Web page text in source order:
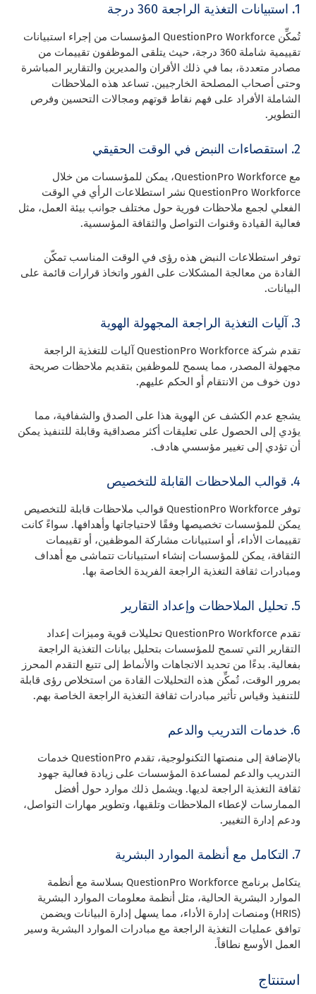
1. استبيانات التغذية الراجعة 360 درجة
تُمكِّن QuestionPro Workforce المؤسسات من إجراء استبيانات
تقييمية شاملة 360 درجة، حيث يتلقى الموظفون تقييمات من
مصادر متعددة، بما في ذلك الأقران والمديرين والتقارير المباشرة
وحتى أصحاب المصلحة الخارجيين. تساعد هذه الملاحظات
الشاملة الأفراد على فهم نقاط قوتهم ومجالات التحسين وفرص
التطوير.
2. استقصاءات النبض في الوقت الحقيقي
مع QuestionPro Workforce، يمكن للمؤسسات من خلال
QuestionPro Workforce نشر استطلاعات الرأي في الوقت
الفعلي لجمع ملاحظات فورية حول مختلف جوانب بيئة العمل، مثل
فعالية القيادة وقنوات التواصل والثقافة المؤسسية.
توفر استطلاعات النبض هذه رؤى في الوقت المناسب تمكّن
القادة من معالجة المشكلات على الفور واتخاذ قرارات قائمة على
البيانات.
3. آليات التغذية الراجعة المجهولة الهوية
تقدم شركة QuestionPro Workforce آليات للتغذية الراجعة
مجهولة المصدر، مما يسمح للموظفين بتقديم ملاحظات صريحة
دون خوف من الانتقام أو الحكم عليهم.
يشجع عدم الكشف عن الهوية هذا على الصدق والشفافية، مما
يؤدي إلى الحصول على تعليقات أكثر مصداقية وقابلة للتنفيذ يمكن
أن تؤدي إلى تغيير مؤسسي هادف.
4. قوالب الملاحظات القابلة للتخصيص
توفر QuestionPro Workforce قوالب ملاحظات قابلة للتخصيص
يمكن للمؤسسات تخصيصها وفقًا لاحتياجاتها وأهدافها. سواءً كانت
تقييمات الأداء، أو استبيانات مشاركة الموظفين، أو تقييمات
الثقافة، يمكن للمؤسسات إنشاء استبيانات تتماشى مع أهداف
ومبادرات ثقافة التغذية الراجعة الفريدة الخاصة بها.
5. تحليل الملاحظات وإعداد التقارير
تقدم QuestionPro Workforce تحليلات قوية وميزات إعداد
التقارير التي تسمح للمؤسسات بتحليل بيانات التغذية الراجعة
بفعالية. بدءًا من تحديد الاتجاهات والأنماط إلى تتبع التقدم المحرز
بمرور الوقت، تُمكِّن هذه التحليلات القادة من استخلاص رؤى قابلة
للتنفيذ وقياس تأثير مبادرات ثقافة التغذية الراجعة الخاصة بهم.
6. خدمات التدريب والدعم
بالإضافة إلى منصتها التكنولوجية، تقدم QuestionPro خدمات
التدريب والدعم لمساعدة المؤسسات على زيادة فعالية جهود
ثقافة التغذية الراجعة لديها. ويشمل ذلك موارد حول أفضل
الممارسات لإعطاء الملاحظات وتلقيها، وتطوير مهارات التواصل،
ودعم إدارة التغيير.
7. التكامل مع أنظمة الموارد البشرية
يتكامل برنامج QuestionPro Workforce بسلاسة مع أنظمة
الموارد البشرية الحالية، مثل أنظمة معلومات الموارد البشرية
(HRIS) ومنصات إدارة الأداء، مما يسهل إدارة البيانات ويضمن
توافق عمليات التغذية الراجعة مع مبادرات الموارد البشرية وسير
العمل الأوسع نطاقاً.
استنتاج